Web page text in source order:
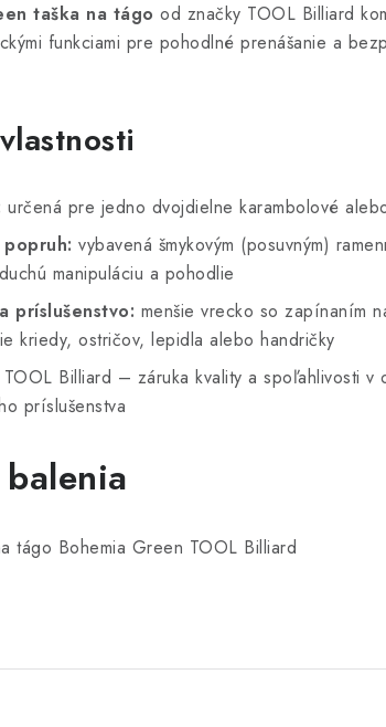
taška na tágo od značky TOOL Billiard
funkciami pre pohodlné prenášanie a
určená pre jedno dvojdielne karambolové
popruh: vybavená šmykovým (posuvným)
manipuláciu a pohodlie
príslušenstvo: menšie vrecko so zapínaním
kriedy, ostričov, lepidla alebo handričky
TOOL Billiard – záruka kvality a spoľahlivosti v
príslušenstva
tágo Bohemia Green TOOL Billiard